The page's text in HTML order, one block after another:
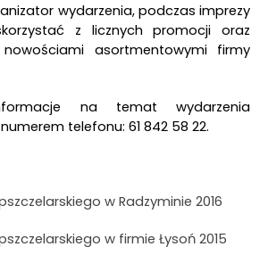
wydarzenia, podczas imprezy
z licznych promocji oraz
asortmentowymi firmy
na temat wydarzenia
telefonu: 61 842 58 22.
w Radzyminie 2016
w firmie Łysoń 2015